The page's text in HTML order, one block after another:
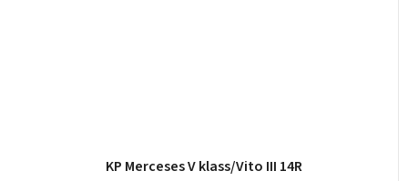
KP Merceses V klass/Vito III 14R